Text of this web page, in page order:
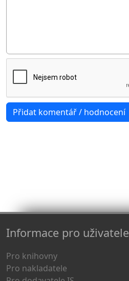
Informace pro uživatele
Pro knihovny
Pro nakladatele